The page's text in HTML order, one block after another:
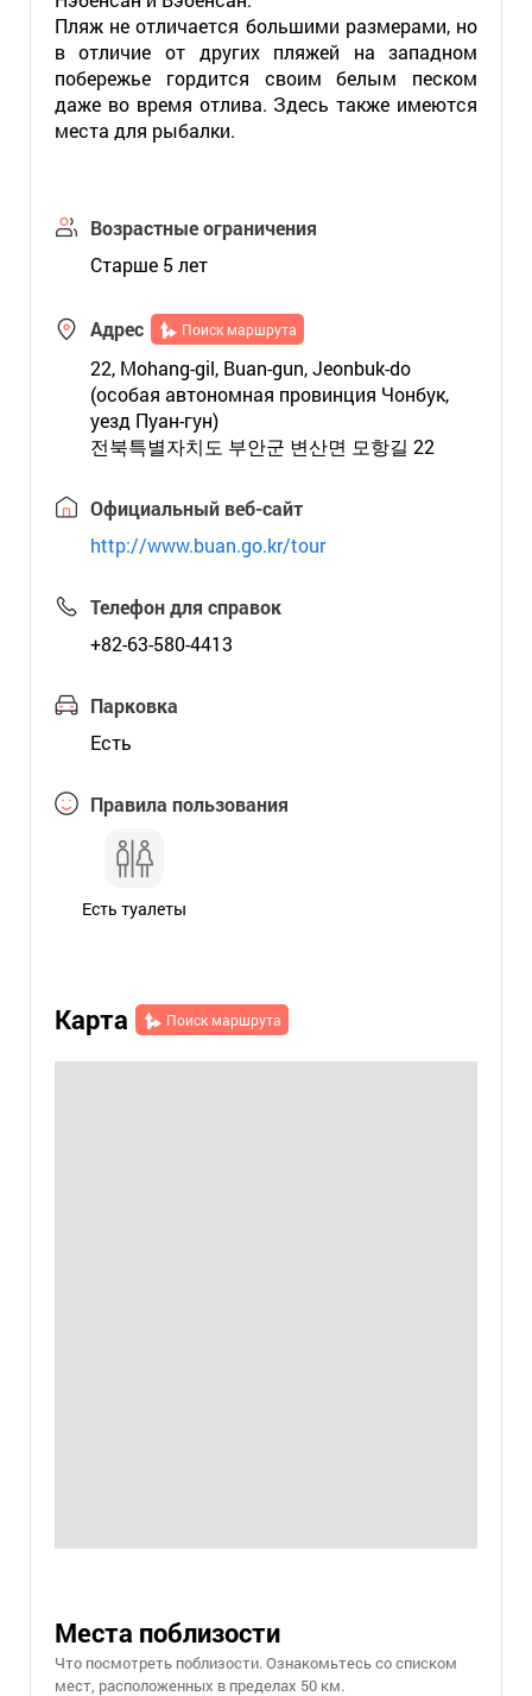
Пляж не отличается большими размерами, но
в отличие от других пляжей на западном
побережье гордится своим белым песком
даже во время отлива. Здесь также имеются
места для рыбалки.
Возрастные ограничения
Старше 5 лет
Адрес Поиск маршрута
22, Mohang-gil, Buan-gun, Jeonbuk-do
(особая автономная провинция Чонбук,
уезд Пуан-гун)
전북특별자치도 부안군 변산면 모항길 22
Официальный веб-сайт
http://www.buan.go.kr/tour
Телефон для справок
+82-63-580-4413
Парковка
Есть
Правила пользования
Есть туалеты
Карта Поиск маршрута
Места поблизости
Что посмотреть поблизости. Ознакомьтесь со списком
мест, расположенных в пределах 50 км.